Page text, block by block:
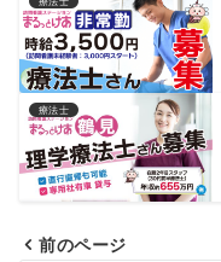
療法士
前のページ